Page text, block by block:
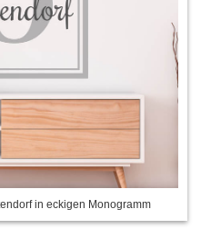
in eckigen Monogramm